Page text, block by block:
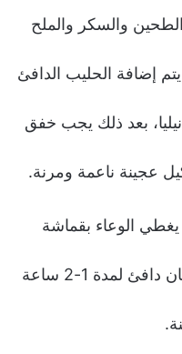
والسكر والملح
إضافة الحليب الدافئ
بعد ذلك يجب خفق
عجينة ناعمة ومرنة.
يغطي الوعاء بقماشة
نظيفة ومبللة ويترك في مكان دافئ لمدة 1-2 ساعة